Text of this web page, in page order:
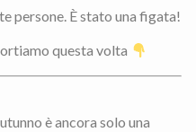
persone. È stato una figata!
questa volta
è ancora solo una